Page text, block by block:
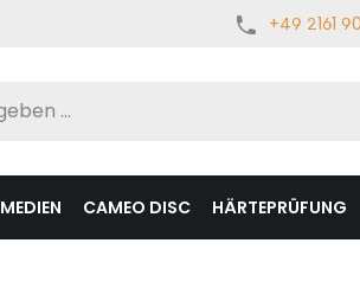
+49 2161
CAMEO DISC HÄRTEPRÜFUNG